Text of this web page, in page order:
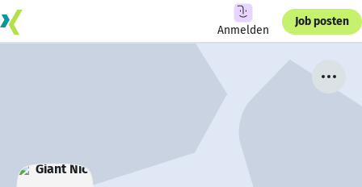
Anmelden
Job posten